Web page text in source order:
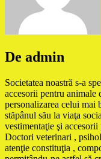
De admin
Societatea noastră s-a
accesorii pentru
personalizarea celui mai
stăpânul său la viaţa
vestimentaţie şi
Doctori veterinari ,
atenţie constituţia ,